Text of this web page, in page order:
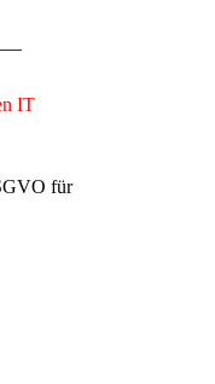
IT
für